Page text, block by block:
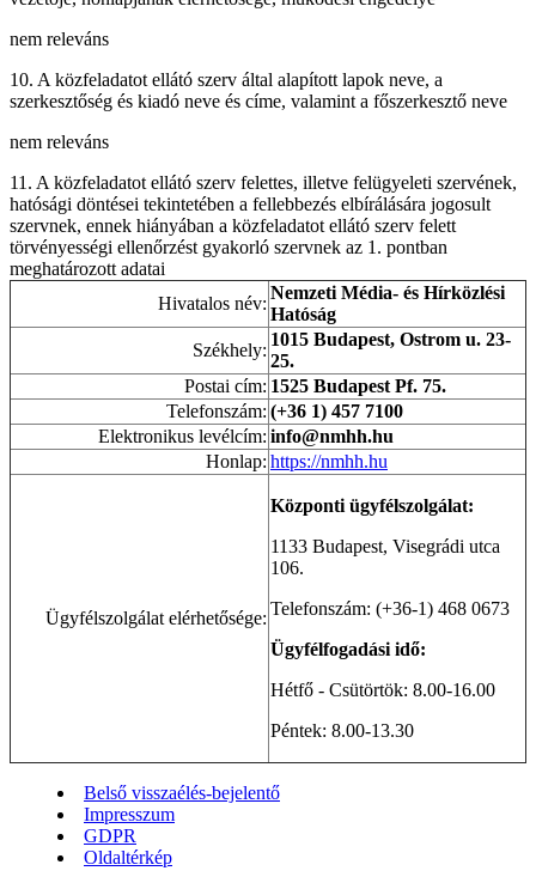
nem releváns
10. A közfeladatot ellátó szerv által alapított lapok neve, a
szerkesztőség és kiadó neve és címe, valamint a főszerkesztő neve
nem releváns
11. A közfeladatot ellátó szerv felettes, illetve felügyeleti szervének,
hatósági döntései tekintetében a fellebbezés elbírálására jogosult
szervnek, ennek hiányában a közfeladatot ellátó szerv felett
törvényességi ellenőrzést gyakorló szervnek az 1. pontban
meghatározott adatai
Hivatalos név:
Nemzeti Média- és Hírközlési
Hatóság
Székhely:
1015 Budapest, Ostrom u. 23-
25.
Postai cím: 1525 Budapest Pf. 75.
Telefonszám: (+36 1) 457 7100
Elektronikus levélcím: info@nmhh.hu
Honlap: https://nmhh.hu
Ügyfélszolgálat elérhetősége:
Központi ügyfélszolgálat:
1133 Budapest, Visegrádi utca
106.
Telefonszám: (+36-1) 468 0673
Ügyfélfogadási idő:
Hétfő - Csütörtök: 8.00-16.00
Péntek: 8.00-13.30
Belső visszaélés-bejelentő
Impresszum
GDPR
Oldaltérkép